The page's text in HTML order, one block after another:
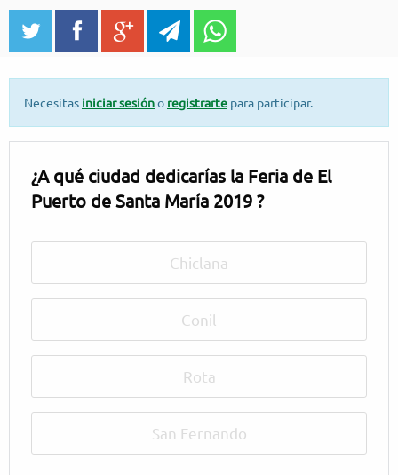
twitter facebookgoogle_plustelegram
Necesitas iniciar sesióno registrarte para participar.
¿A qué ciudad dedicarías la Feria de El
Puerto de Santa María 2019 ?
Chiclana
Conil
Rota
San Fernando